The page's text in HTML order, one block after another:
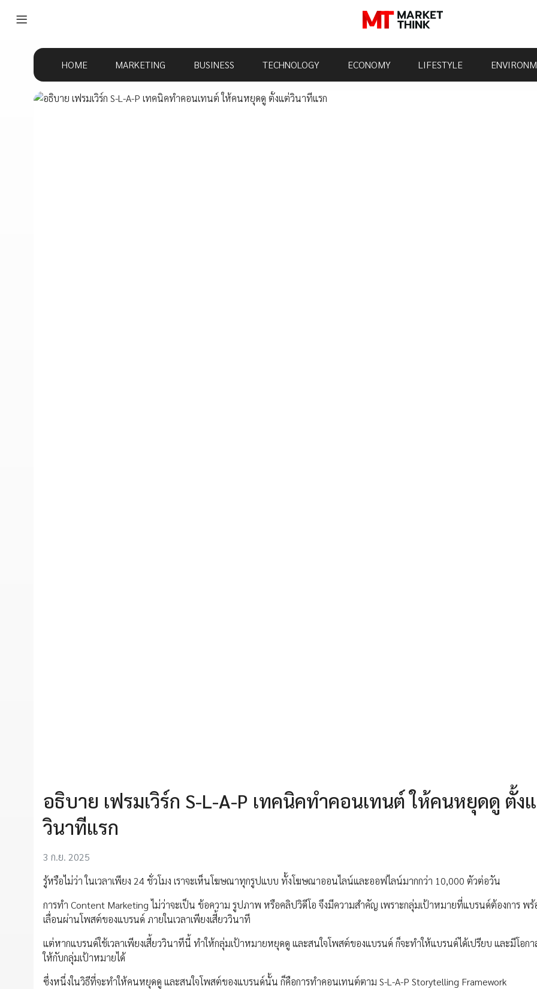
HOME MARKETING BUSINESS TECHNOLOGY ECONOMY LIFESTYLE
อธิบาย เฟรมเวิร์ก S-L-A-P เทคนิคทำคอนเทนต์ ให้คนหยุดดู ตั้ง
วินาทีแรก
3 ก.ย. 2025
รู้หรือไม่ว่า ในเวลาเพียง 24 ชั่วโมง เราจะเห็นโฆษณาทุกรูปแบบ ทั้งโฆษณาออนไลน์และออฟไลน์มากกว่า 10,000 ตัวต่อวัน
การทำ Content Marketing ไม่ว่าจะเป็น ข้อความ รูปภาพ หรือคลิปวิดีโอ จึงมีความสำคัญ เพราะกลุ่มเป้าหมายที่แบรนด์ต้องการ พ
เลื่อนผ่านโพสต์ของแบรนด์ ภายในเวลาเพียงเสี้ยววินาที
แต่หากแบรนด์ใช้เวลาเพียงเสี้ยววินาทีนี้ ทำให้กลุ่มเป้าหมายหยุดดู และสนใจโพสต์ของแบรนด์ ก็จะทำให้แบรนด์ได้เปรียบ และมีโอก
ให้กับกลุ่มเป้าหมายได้
ซึ่งหนึ่งในวิธีที่จะทำให้คนหยุดดู และสนใจโพสต์ของแบรนด์นั้น ก็คือการทำคอนเทนต์ตาม S-L-A-P Storytelling Framework